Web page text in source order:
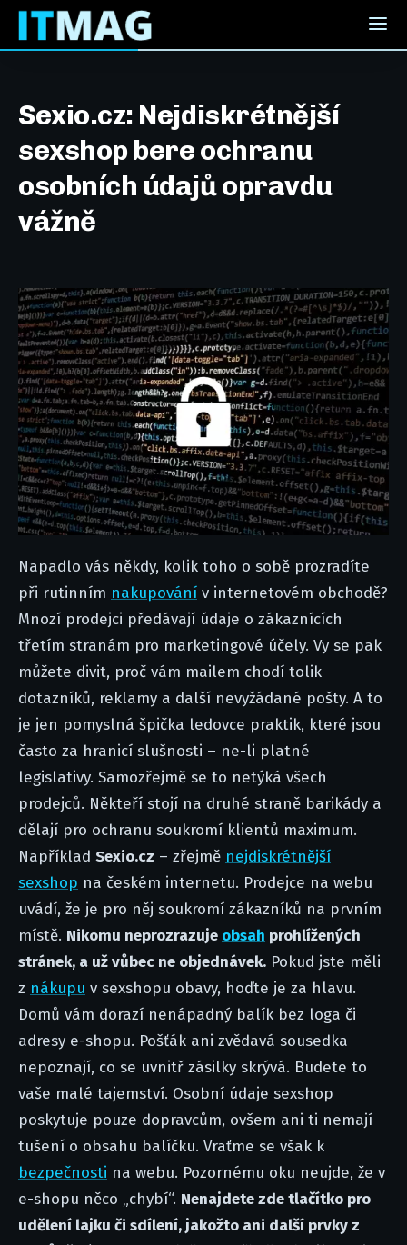
Sexio.cz: Nejdiskrétnější
sexshop bere ochranu
osobních údajů opravdu
vážně
Napadlo vás někdy, kolik toho o sobě prozradíte
při rutinním nakupování v internetovém obchodě?
Mnozí prodejci předávají údaje o zákaznících
třetím stranám pro marketingové účely. Vy se pak
můžete divit, proč vám mailem chodí tolik
dotazníků, reklamy a další nevyžádané pošty. A to
je jen pomyslná špička ledovce praktik, které jsou
často za hranicí slušnosti – ne-li platné
legislativy. Samozřejmě se to netýká všech
prodejců. Někteří stojí na druhé straně barikády a
dělají pro ochranu soukromí klientů maximum.
Například Sexio.cz – zřejmě nejdiskrétnější
sexshop na českém internetu. Prodejce na webu
uvádí, že je pro něj soukromí zákazníků na prvním
místě. Nikomu neprozrazuje obsah prohlížených
stránek, a už vůbec ne objednávek. Pokud jste měli
z nákupu v sexshopu obavy, hoďte je za hlavu.
Domů vám dorazí nenápadný balík bez loga či
adresy e-shopu. Pošťák ani zvědavá sousedka
nepoznají, co se uvnitř zásilky skrývá. Budete to
vaše malé tajemství. Osobní údaje sexshop
poskytuje pouze dopravcům, ovšem ani ti nemají
tušení o obsahu balíčku. Vraťme se však k
bezpečnosti na webu. Pozornému oku neujde, že v
e-shopu něco „chybí“. Nenajdete zde tlačítko pro
udělení lajku či sdílení, jakožto ani další prvky z